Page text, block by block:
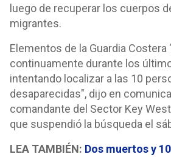
luego de recuperar los cuerpos
migrantes.
Elementos de la Guardia Costera
continuamente durante los
intentando localizar a las 10
desaparecidas", dijo en
comandante del Sector Key
que suspendió la búsqueda el
LEA TAMBIÉN: Dos muertos y